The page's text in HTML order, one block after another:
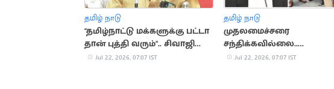
தமிழ் நாடு
"தமிழ்நாட்டு மக்களுக்கு பட்டா
தான் புத்தி வரும்".. சிவாஜி
கிருஷ்ணமூர்த்தி
Jul 22, 2026, 07:07 IST
தமிழ் நாடு
முதலமைச்சரை
சந்திக்கவில்லை..
உண்மையை உடைத்த
Jul 22, 2026, 07:07 IST